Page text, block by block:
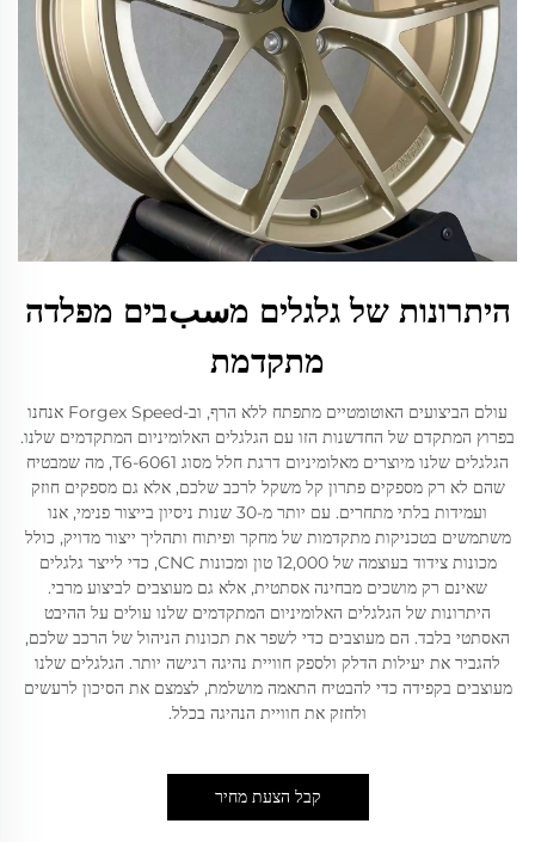
היתרונות של גלגלים מسبבים מפלדה
מתקדמת
עולם הביצועים האוטומטיים מתפתח ללא הרף, וב-Forgex Speed אנחנו
בפרוץ המתקדם של החדשנות הזו עם הגלגלים האלומיניום המתקדמים שלנו.
הגלגלים שלנו מיוצרים מאלומיניום דרגת חלל מסוג 6061-T6, מה שמבטיח
שהם לא רק מספקים פתרון קל משקל לרכב שלכם, אלא גם מספקים חוזק
ועמידות בלתי מתחרים. עם יותר מ-30 שנות ניסיון בייצור פנימי, אנו
משתמשים בטכניקות מתקדמות של מחקר ופיתוח ותהליך ייצור מדויק, כולל
מכונות צידוד בעוצמה של 12,000 טון ומכונות CNC, כדי לייצר גלגלים
שאינם רק מושכים מבחינה אסתטית, אלא גם מעוצבים לביצוע מרבי.
היתרונות של הגלגלים האלומיניום המתקדמים שלנו עולים על ההיבט
האסתטי בלבד. הם מעוצבים כדי לשפר את תכונות הניהול של הרכב שלכם,
להגביר את יעילות הדלק ולספק חוויית נהיגה רגישה יותר. הגלגלים שלנו
מעוצבים בקפידה כדי להבטיח התאמה מושלמת, לצמצם את הסיכון לרעשים
ולחזק את חוויית הנהיגה בכלל.
קבל הצעת מחיר